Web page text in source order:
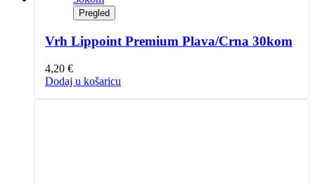
Pregled
Vrh Lippoint Premium Plava/Crna 30kom
4,20 €
Dodaj u košaricu